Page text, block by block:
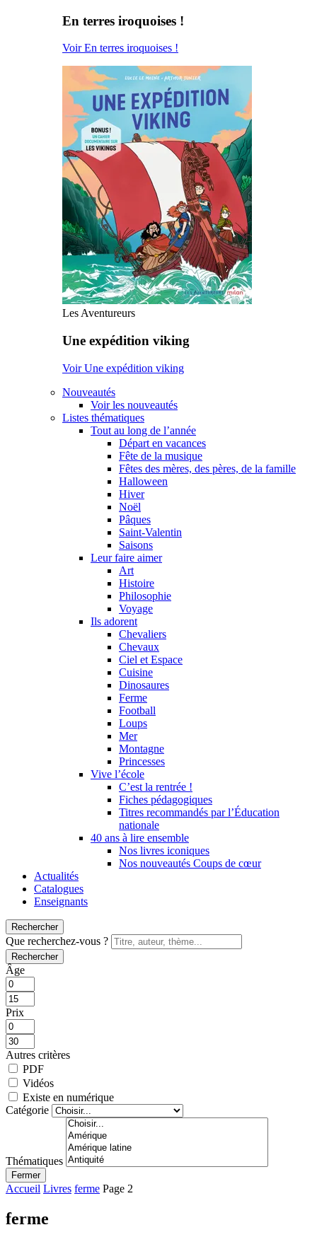
En terres iroquoises !
Voir En terres iroquoises !
Les Aventureurs
Une expédition viking
Voir Une expédition viking
Nouveautés
Voir les nouveautés
Listes thématiques
Tout au long de l’année
Départ en vacances
Fête de la musique
Fêtes des mères, des pères, de la famille
Halloween
Hiver
Noël
Pâques
Saint-Valentin
Saisons
Leur faire aimer
Art
Histoire
Philosophie
Voyage
Ils adorent
Chevaliers
Chevaux
Ciel et Espace
Cuisine
Dinosaures
Ferme
Football
Loups
Mer
Montagne
Princesses
Vive l’école
C’est la rentrée !
Fiches pédagogiques
Titres recommandés par l’Éducation
nationale
40 ans à lire ensemble
Nos livres iconiques
Nos nouveautés Coups de cœur
Actualités
Catalogues
Enseignants
Rechercher
Que recherchez-vous ?
Rechercher
Âge
Prix
Autres critères
PDF
Vidéos
Existe en numérique
Catégorie
Thématiques
Fermer
Accueil Livres ferme Page 2
ferme